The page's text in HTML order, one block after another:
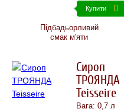
Купити
Підбадьорливий
смак м'яти
Сироп
ТРОЯНДА
Teisseire
Вага: 0,7 л